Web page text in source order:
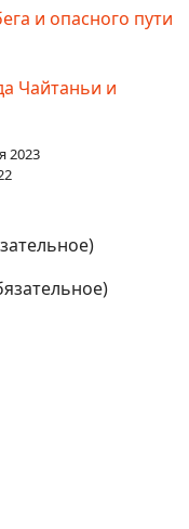
и опасного пути
Чайтаньи и
2023